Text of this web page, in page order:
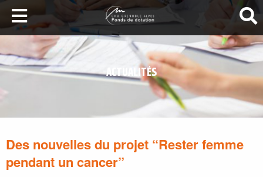
LA SANTÉ AU SOMMET
DEVENEZ MÉCÈNES
NOS PROJETS
ILS NOUS SOUTIENNENT
FAIRE UN DON
ACTUALITÉS
Des nouvelles du projet “Rester femme
pendant un cancer”